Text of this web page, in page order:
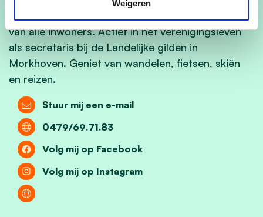
Weigeren
van alle inwoners. Actief in het verenigingsleven
als secretaris bij de Landelijke gilden in
Morkhoven. Geniet van wandelen, fietsen, skiën
en reizen.
Stuur mij een e-mail
0479/69.71.83
Volg mij op Facebook
Volg mij op Instagram